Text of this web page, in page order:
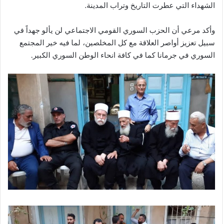
الشهداء التي عطرت التاريخ وتراب المدينة.
وأكد مرعي أن الحزب السوري القومي الاجتماعي لن يألو جهداً في
سبيل تعزيز أواصر العلاقة مع كل المخلصين، لما فيه خير المجتمع
السوري في جرمانا كما في كافة انحاء الوطن السوري الكبير.